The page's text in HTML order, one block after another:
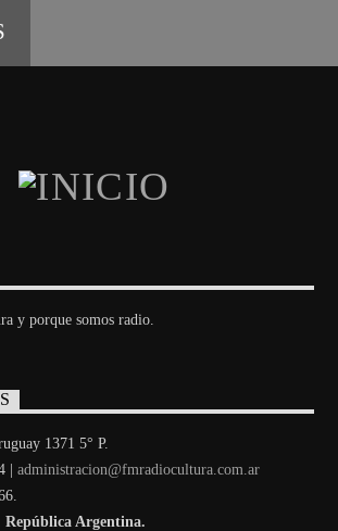
y porque somos radio.
1371 5° P.
|administracion@fmradiocultura.com.ar
República Argentina.